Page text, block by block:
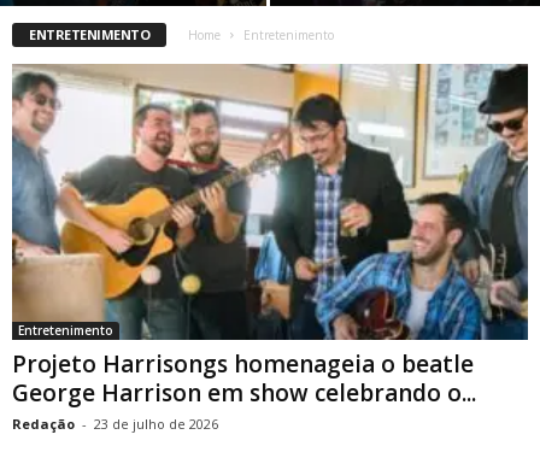
ENTRETENIMENTO Home Entretenimento
Entretenimento
Projeto Harrisongs homenageia o beatle
George Harrison em show celebrando o...
Redação - 23 de julho de 2026